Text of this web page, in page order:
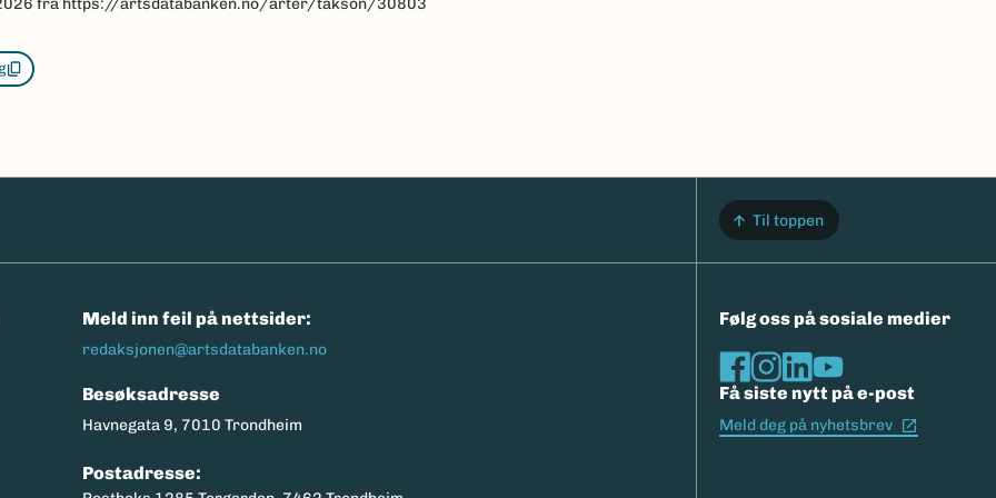
Til toppen
Meld inn feil på nettsider:
redaksjonen@artsdatabanken.no
Besøksadresse
Havnegata 9, 7010 Trondheim
Postadresse:
Følg oss på sosiale medier
Få siste nytt på e-post
Meld deg på nyhetsbrev